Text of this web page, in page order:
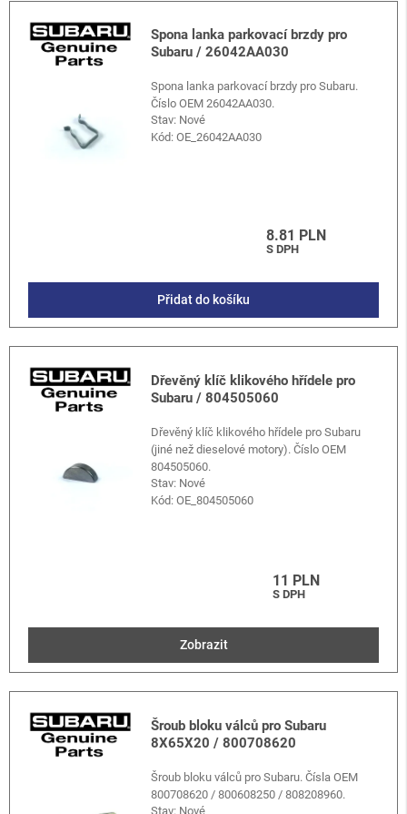
Spona lanka parkovací brzdy pro
Subaru / 26042AA030
Spona lanka parkovací brzdy pro Subaru.
Číslo OEM 26042AA030.
Stav: Nové
Kód:OE_26042AA030
8.81 PLN
S DPH
Přidat do košíku
Dřevěný klíč klikového hřídele pro
Subaru / 804505060
Dřevěný klíč klikového hřídele pro Subaru
(jiné než dieselové motory). Číslo OEM
804505060.
Stav: Nové
Kód:OE_804505060
11 PLN
S DPH
Zobrazit
Šroub bloku válců pro Subaru
8X65X20 / 800708620
Šroub bloku válců pro Subaru. Čísla OEM
800708620 / 800608250 / 808208960.
Stav: Nové